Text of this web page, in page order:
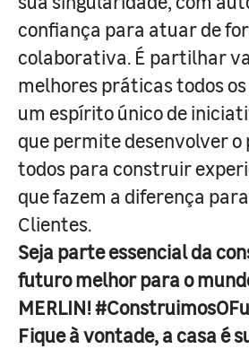
confiança para atuar de
colaborativa. É partilhar
melhores práticas todos
um espírito único de
que permite desenvolver o
todos para construir
que fazem a diferença
Clientes.
Seja parte essencial da
futuro melhor para o
MERLIN!
Fique à vontade, a casa é